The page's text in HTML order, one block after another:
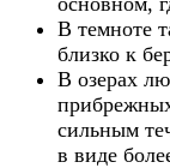
В темноте
близко к
В озерах
сильным
в виде